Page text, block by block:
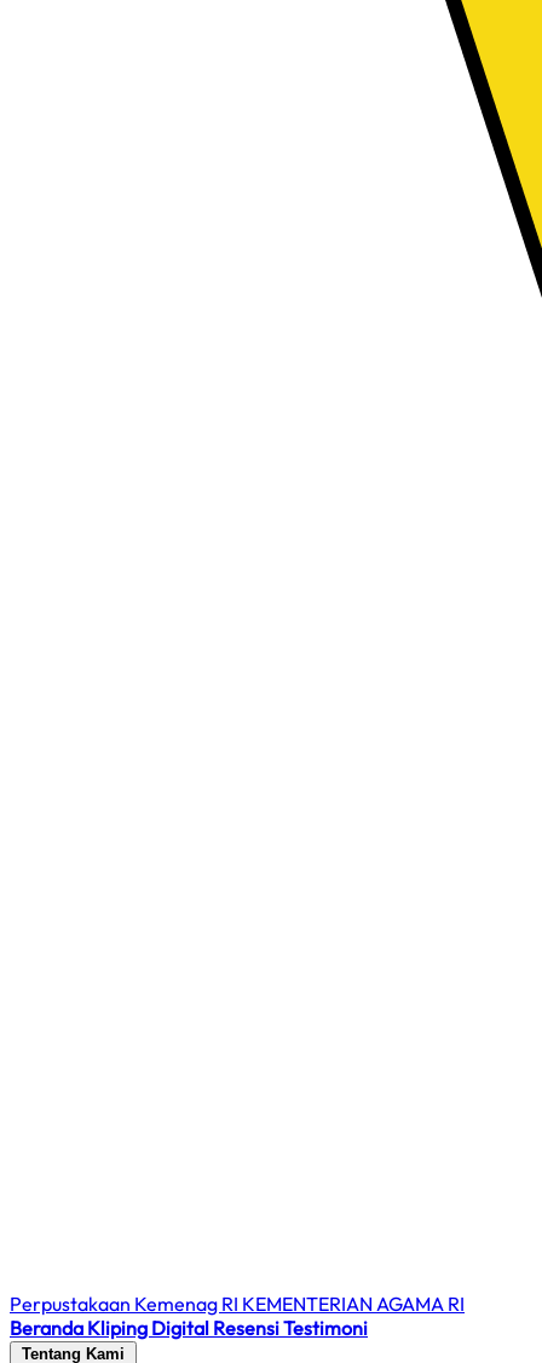
Perpustakaan Kemenag RI KEMENTERIAN AGAMA RI
Beranda Kliping Digital ResensiTestimoni
Tentang Kami